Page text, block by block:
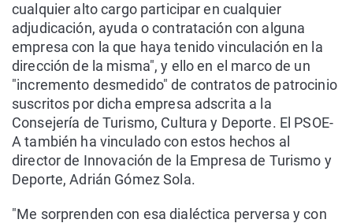
cualquier alto cargo participar en cualquier
adjudicación, ayuda o contratación con alguna
empresa con la que haya tenido vinculación en la
dirección de la misma", y ello en el marco de un
"incremento desmedido" de contratos de patrocinio
suscritos por dicha empresa adscrita a la
Consejería de Turismo, Cultura y Deporte. El PSOE-
A también ha vinculado con estos hechos al
director de Innovación de la Empresa de Turismo y
Deporte, Adrián Gómez Sola.
"Me sorprenden con esa dialéctica perversa y con